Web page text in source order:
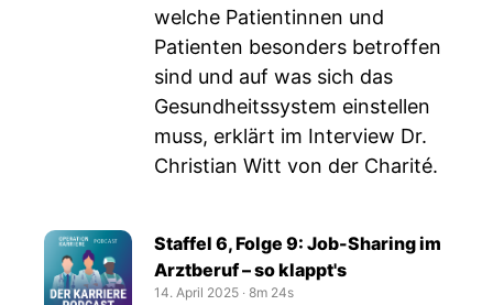
welche Patientinnen und
Patienten besonders betroffen
sind und auf was sich das
Gesundheitssystem einstellen
muss, erklärt im Interview Dr.
Christian Witt von der Charité.
Staffel 6, Folge 9: Job-Sharing im
Arztberuf – so klappt's
14. April 2025 ‧ 8m 24s